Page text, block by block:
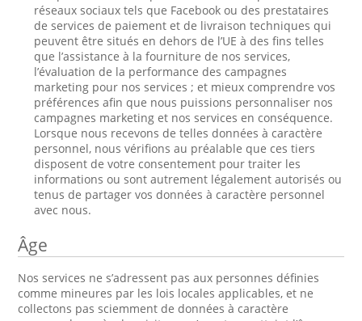
réseaux sociaux tels que Facebook ou des prestataires
de services de paiement et de livraison techniques qui
peuvent être situés en dehors de l’UE à des fins telles
que l’assistance à la fourniture de nos services,
l’évaluation de la performance des campagnes
marketing pour nos services ; et mieux comprendre vos
préférences afin que nous puissions personnaliser nos
campagnes marketing et nos services en conséquence.
Lorsque nous recevons de telles données à caractère
personnel, nous vérifions au préalable que ces tiers
disposent de votre consentement pour traiter les
informations ou sont autrement légalement autorisés ou
tenus de partager vos données à caractère personnel
avec nous.
Âge
Nos services ne s’adressent pas aux personnes définies
comme mineures par les lois locales applicables, et ne
collectons pas sciemment de données à caractère